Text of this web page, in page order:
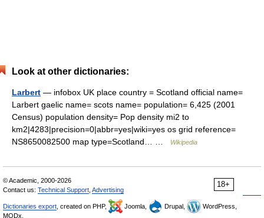
Look at other dictionaries:
Larbert — infobox UK place country = Scotland official name=
Larbert gaelic name= scots name= population= 6,425 (2001
Census) population density= Pop density mi2 to
km2|4283|precision=0|abbr=yes|wiki=yes os grid reference=
NS8650082500 map type=Scotland… …
Wikipedia
18+
© Academic, 2000-2026
Contact us: Technical Support Advertising
Dictionaries export , created on PHP, Joomla, Drupal,
WordPress,
MODx.